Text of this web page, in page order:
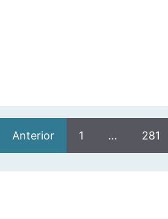
Anterior 1 … 281